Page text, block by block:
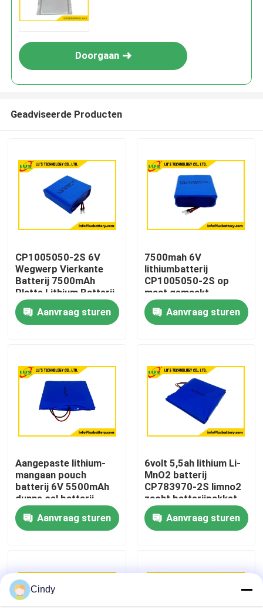
Huis
Producten
Fabrieksreis
Kwaliteitscontrole
Contacteer ons
Nieuws
Lithiumthionyl Chloridebatterij
Het Dioxydebatterij van het lithiummangaan
Doorgaan
Geadviseerde Producten
CP1005050-2S 6V
Wegwerp Vierkante
Batterij 7500mAh
Platte Lithium Batterij
Maatwerk
Aanvraag sturen
7500mah 6V
lithiumbatterij
CP1005050-2S op
maat gemaakt
lithiumbatterijpakket
Aanvraag sturen
Aangepaste lithium-
mangaan pouch
batterij 6V 5500mAh
dunne cel batterij
CP783970-2S batterij
Aanvraag sturen
6volt 5,5ah lithium Li-
MnO2 batterij
CP783970-2S limno2
zacht batterijpakket
OEM-fabriek
Aanvraag sturen
Cindy